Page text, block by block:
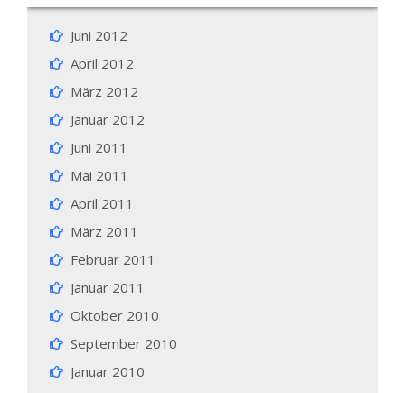
Juni 2012
April 2012
März 2012
Januar 2012
Juni 2011
Mai 2011
April 2011
März 2011
Februar 2011
Januar 2011
Oktober 2010
September 2010
Januar 2010